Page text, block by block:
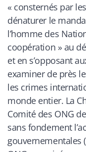
« consternés par
dénaturer le
l’homme des
coopération » au
et en s’opposant
examiner de près
les crimes
monde entier. La
Comité des ONG
sans fondement
gouvernementales